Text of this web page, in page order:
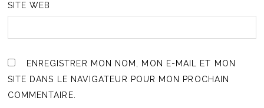
SITE WEB
ENREGISTRER MON NOM, MON E-MAIL ET MON
SITE DANS LE NAVIGATEUR POUR MON PROCHAIN
COMMENTAIRE.